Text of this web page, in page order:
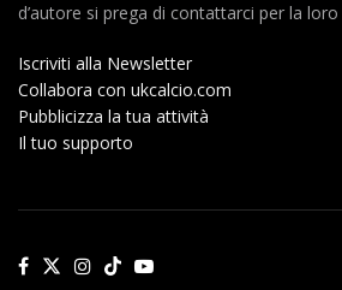
d’autore si prega di contattarci per la
Iscriviti alla Newsletter
Collabora con ukcalcio.com
Pubblicizza la tua attività
Il tuo supporto